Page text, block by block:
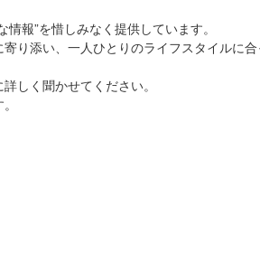
報”を惜しみなく提供しています。
り添い、一人ひとりのライフスタイルに合
しく聞かせてください。